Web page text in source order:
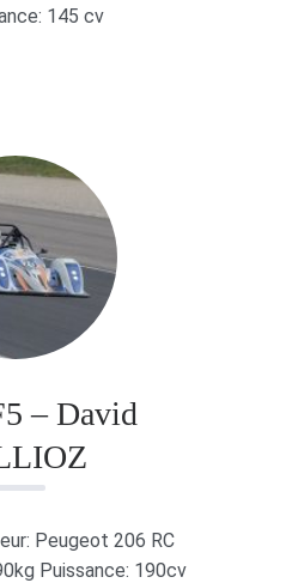
145 cv
– David
Peugeot 206 RC
Puissance: 190cv